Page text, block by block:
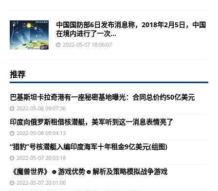
中国国防部6日发布消息称，2018年2月5日，中国
在境内进行了一次...
2022-05-07 18:06:07
推荐
巴基斯坦卡拉奇港有一座秘密基地曝光：合同总价约50亿美元
2022-05-08 09:07:36
印度向俄罗斯租借核潜艇，美军听到这一消息表情亮了
2022-05-08 09:04:13
“猎豹”号核潜艇入编印度海军十年租金9亿美元(组图)
2022-05-07 20:03:18
《魔兽世界》☻游戏优势☻解析及策略模拟战争游戏
2022-05-07 20:01:00